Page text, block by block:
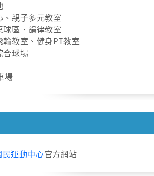
、親子多元教室
球區、韻律教室
輪教室、健身PT教室
合球場
場
民運動中心官方網站